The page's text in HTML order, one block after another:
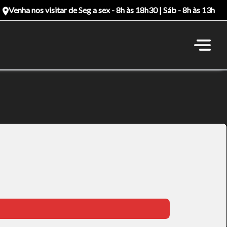
Venha nos visitar de Seg a sex - 8h às 18h30 | Sáb - 8h às 13h